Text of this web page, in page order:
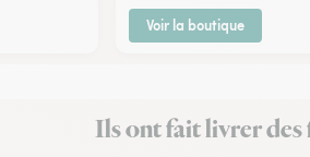
Voir la boutique
Ils ont fait livrer